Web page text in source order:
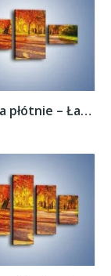
Obraz na płótnie – Ławka pod dębem –...